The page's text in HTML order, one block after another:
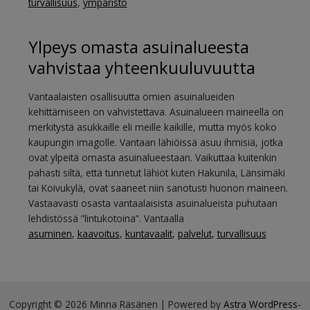
Ylpeys omasta asuinalueesta
vahvistaa yhteenkuuluvuutta
Vantaalaisten osallisuutta omien asuinalueiden
kehittämiseen on vahvistettava. Asuinalueen maineella on
merkitystä asukkaille eli meille kaikille, mutta myös koko
kaupungin imagolle. Vantaan lähiöissä asuu ihmisiä, jotka
ovat ylpeitä omasta asuinalueestaan. Vaikuttaa kuitenkin
pahasti siltä, että tunnetut lähiöt kuten Hakunila, Länsimäki
tai Koivukylä, ovat saaneet niin sanotusti huonon maineen.
Vastaavasti osasta vantaalaisista asuinalueista puhutaan
lehdistössä ”lintukotoina”. Vantaalla
asuminen, kaavoitus, kuntavaalit, palvelut, turvallisuus
Copyright © 2026 Minna Räsänen | Powered by Astra WordPress-